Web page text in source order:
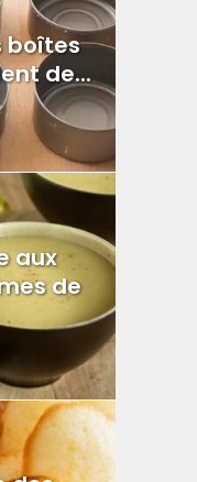
boîtes
de...
aux
de